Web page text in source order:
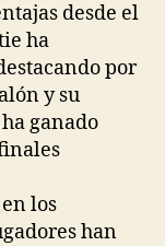
desde el
ha
por
y su
ganado
los
han